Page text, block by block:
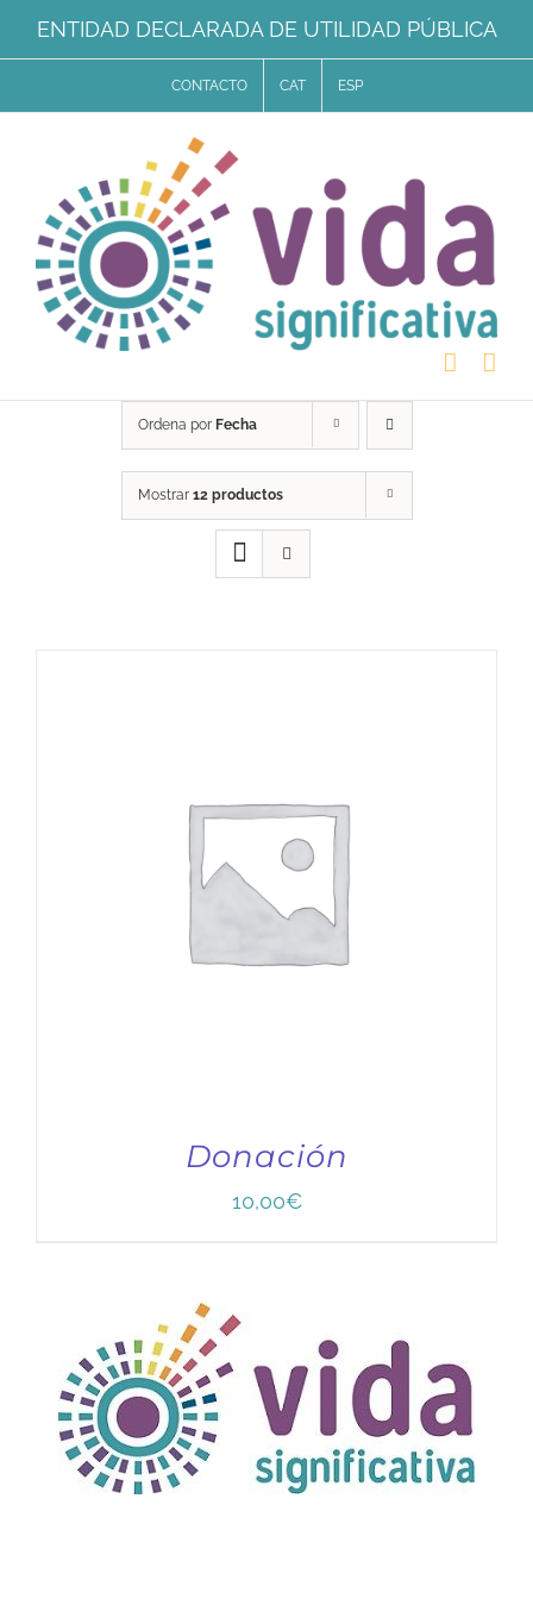
Saltar
al
ENTIDAD DECLARADA DE UTILIDAD PÚBLICA
CONTACTO CAT ESP
Ordena por Fecha
Mostrar 12 productos
Donación
10,00€